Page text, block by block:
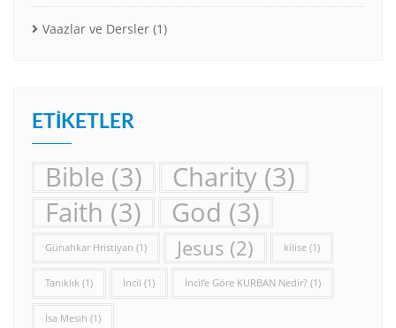
Vaazlar ve Dersler (1)
ETIKETLER
Bible (3) Charity (3)
Faith (3) God (3)
Günahkar Hristiyan (1) Jesus (2) kilise (1)
Tanıklık (1) İncil (1) İncil’e Göre KURBAN Nedir? (1)
İsa Mesih (1)